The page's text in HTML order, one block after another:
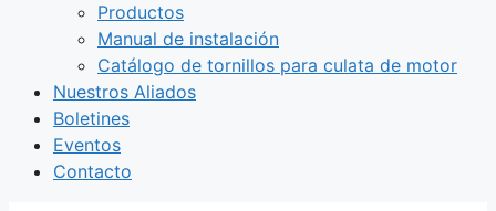
Productos
Manual de instalación
Catálogo de tornillos para culata de motor
Nuestros Aliados
Boletines
Eventos
Contacto